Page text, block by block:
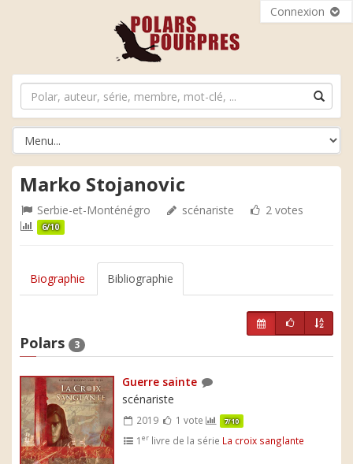
Connexion
Marko Stojanovic
Serbie-et-Monténégro scénariste 2 votes
6/10
Biographie Bibliographie
Polars 3
Guerre sainte
scénariste
2019 1 vote 7/10
1er livre de la série La croix sanglante